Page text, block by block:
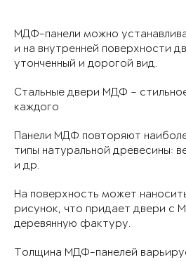
МДФ-панели можно
и на внутренней поверхности
утонченный и дорогой вид.
Стальные двери МДФ –
каждого
Панели МДФ повторяют
типы натуральной древесины:
и др.
На поверхность может
рисунок, что придает двери с
деревянную фактуру.
Толщина МДФ-панелей